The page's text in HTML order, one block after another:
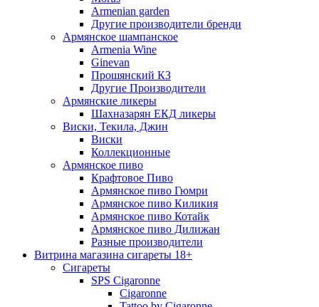
Armenian garden
Другие производители бренди
Армянское шампанское
Armenia Wine
Ginevan
Прошянский КЗ
Другие Производители
Армянские ликеры
Шахназарян ЕКД ликеры
Виски, Текила, Джин
Виски
Коллекционные
Армянское пиво
Крафтовое Пиво
Армянское пиво Гюмри
Армянское пиво Киликия
Армянское пиво Котайк
Армянское пиво Дилижан
Разные производители
Витрина магазина сигареты 18+
Cигареты
SPS Cigaronne
Сigaronne